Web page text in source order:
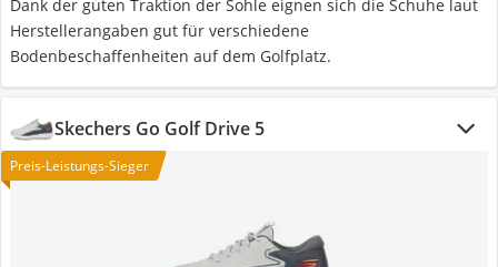
Dank der guten Traktion der Sohle eignen sich die Schuhe laut
Herstellerangaben gut für verschiedene
Bodenbeschaffenheiten auf dem Golfplatz.
Skechers Go Golf Drive 5
Preis-Leistungs-Sieger